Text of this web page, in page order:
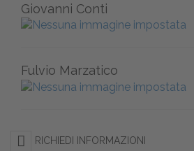
Giovanni Conti
Fulvio Marzatico
RICHIEDI INFORMAZIONI